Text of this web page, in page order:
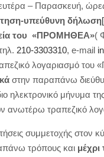
– Παρασκευή,
υπεύθυνη δήλωση[
του «ΠΡΟΜΗΘΕΑ»(
210-3303310, e-mail
λογαριασμό
στην παραπάνω
ηλεκτρονικό μήνυμα
ανωτέρω τραπεζικό
συμμετοχής στον
τρόπους και μέχρι